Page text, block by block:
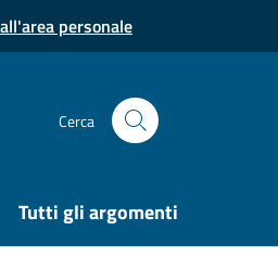
personale
Cerca
Tutti gli argomenti